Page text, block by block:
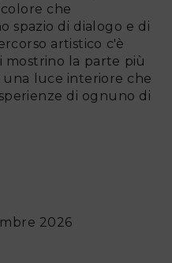
che
spazio di dialogo e di
artistico c'è
mostrino la parte più
luce interiore che
di ognuno di
2026